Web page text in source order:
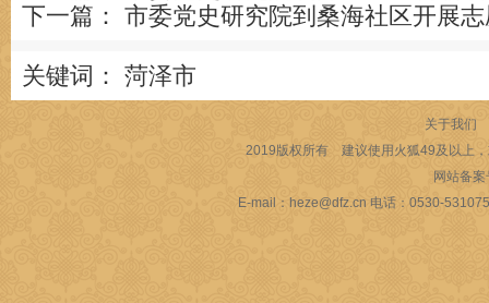
下一篇： 市委党史研究院到桑海社区开展
关键词： 菏泽市
关于我们
2019版权所有 建议使用火狐49及以上
网站备案
E-mail：heze@dfz.cn 电话：0530-